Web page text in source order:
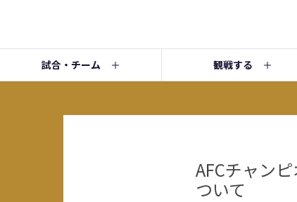
試合・チーム 観戦する
AFCチャン
ついて